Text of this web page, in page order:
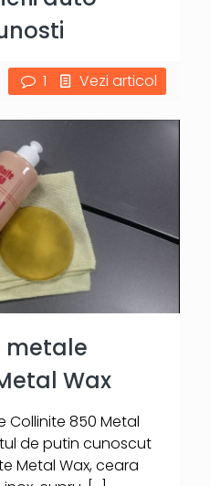
1 Vezi articol
metale
Wax
Collinite 850 Metal
de putin cunoscut
Metal Wax, ceara